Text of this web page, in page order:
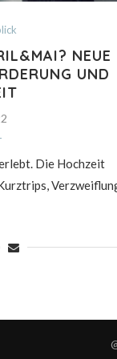
NEUE
UND
Die Hochzeit